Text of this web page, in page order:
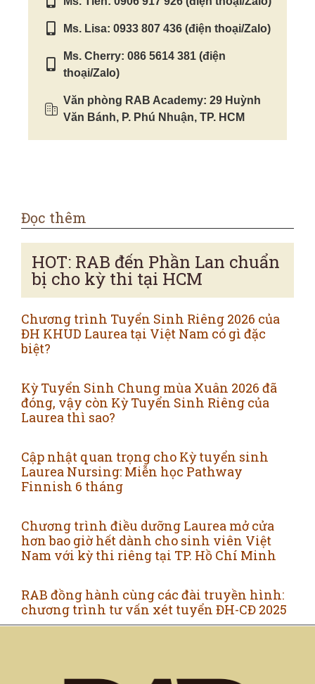
Ms. Lisa: 0933 807 436 (điện thoại/Zalo)
Ms. Cherry: 086 5614 381 (điện
thoại/Zalo)
Văn phòng RAB Academy: 29 Huỳnh
Văn Bánh, P. Phú Nhuận, TP. HCM
Đọc thêm
HOT: RAB đến Phần Lan chuẩn
bị cho kỳ thi tại HCM
Chương trình Tuyển Sinh Riêng 2026 của
ĐH KHUD Laurea tại Việt Nam có gì đặc
biệt?
Kỳ Tuyển Sinh Chung mùa Xuân 2026 đã
đóng, vậy còn Kỳ Tuyển Sinh Riêng của
Laurea thì sao?
Cập nhật quan trọng cho Kỳ tuyển sinh
Laurea Nursing: Miễn học Pathway
Finnish 6 tháng
Chương trình điều dưỡng Laurea mở cửa
hơn bao giờ hết dành cho sinh viên Việt
Nam với kỳ thi riêng tại TP. Hồ Chí Minh
RAB đồng hành cùng các đài truyền hình:
chương trình tư vấn xét tuyển ĐH-CĐ 2025